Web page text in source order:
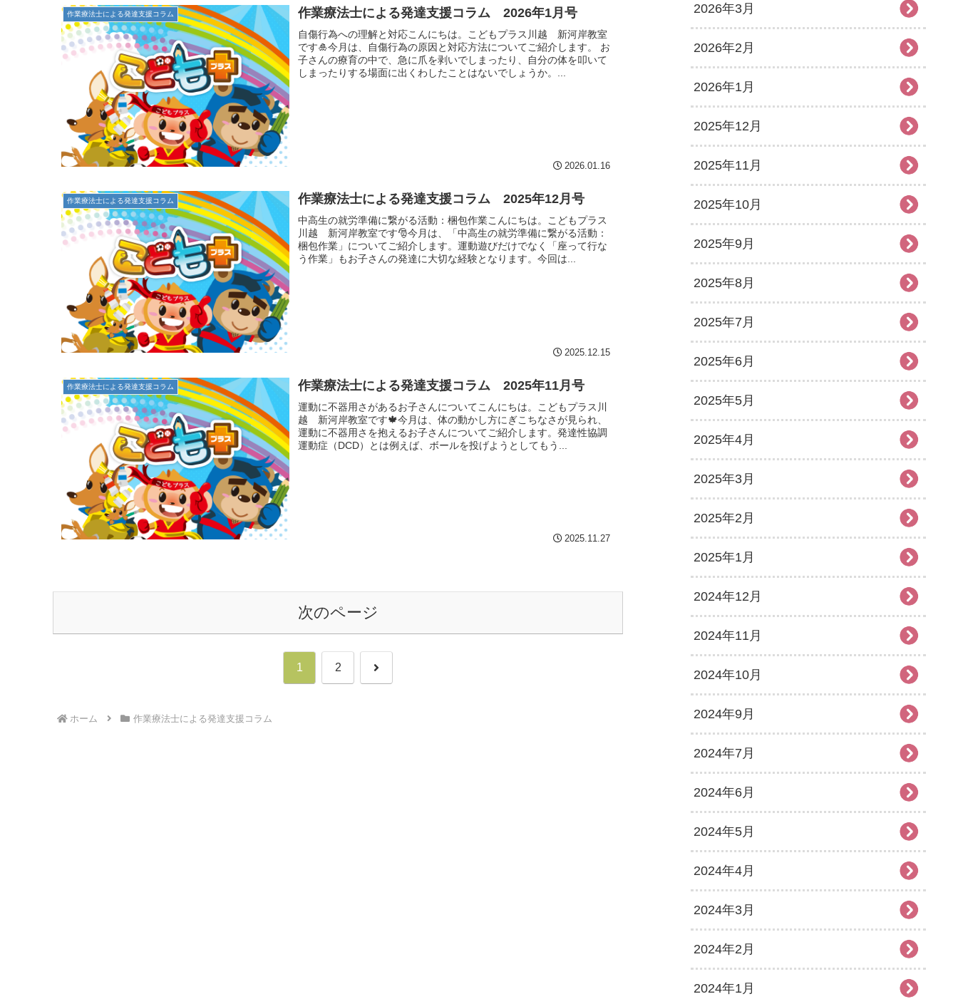
作業療法士による発達支援コラム 作業療法士による発達支援コラム 2026年1月号
自傷行為への理解と対応こんにちは。こどもプラス川越 新河岸教室
です🎍今月は、自傷行為の原因と対応方法についてご紹介します。 お
子さんの療育の中で、急に爪を剥いでしまったり、自分の体を叩いて
しまったりする場面に出くわしたことはないでしょうか。...
2026.01.16
作業療法士による発達支援コラム 作業療法士による発達支援コラム 2025年12月号
中高生の就労準備に繋がる活動：梱包作業こんにちは。こどもプラス
川越 新河岸教室です🎅今月は、「中高生の就労準備に繋がる活動：
梱包作業」についてご紹介します。運動遊びだけでなく「座って行な
う作業」もお子さんの発達に大切な経験となります。今回は...
2025.12.15
作業療法士による発達支援コラム 作業療法士による発達支援コラム 2025年11月号
運動に不器用さがあるお子さんについてこんにちは。こどもプラス川
越 新河岸教室です🍁今月は、体の動かし方にぎこちなさが見られ、
運動に不器用さを抱えるお子さんについてご紹介します。発達性協調
運動症（DCD）とは例えば、ボールを投げようとしてもう...
2025.11.27
次のページ
1 2 次
ホーム 作業療法士による発達支援コラム
2026年3月
2026年2月
2026年1月
2025年12月
2025年11月
2025年10月
2025年9月
2025年8月
2025年7月
2025年6月
2025年5月
2025年4月
2025年3月
2025年2月
2025年1月
2024年12月
2024年11月
2024年10月
2024年9月
2024年7月
2024年6月
2024年5月
2024年4月
2024年3月
2024年2月
2024年1月